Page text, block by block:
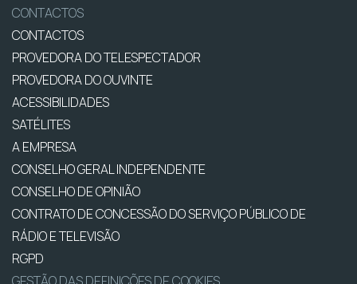
CONTACTOS
CONTACTOS
PROVEDORA DO TELESPECTADOR
PROVEDORA DO OUVINTE
ACESSIBILIDADES
SATÉLITES
A EMPRESA
CONSELHO GERAL INDEPENDENTE
CONSELHO DE OPINIÃO
CONTRATO DE CONCESSÃO DO SERVIÇO PÚBLICO DE
RÁDIO E TELEVISÃO
RGPD